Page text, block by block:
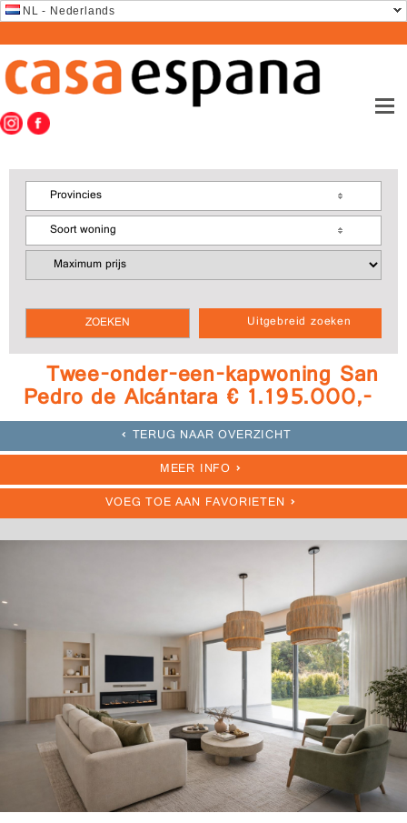
NL - Nederlands
Uitgebreid zoeken
Provincies
Soort woning
Twee-onder-een-kapwoning San
Pedro de Alcántara € 1.195.000,-
TERUG NAAR OVERZICHT
MEER INFO
VOEG TOE AAN FAVORIETEN